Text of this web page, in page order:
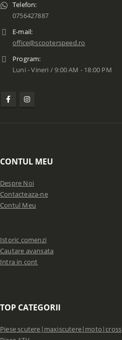
Telefon:
0756427887
E-mail:
office@scooterspeed.ro
Program:
Luni - Vineri / 9:00 AM - 18:00 PM
CONTUL MEU
Despre Noi
Contacteaza-ne
Contul Meu
Istoric comenzi
Cautare avansata
Intra in cont
TOP CATEGORII
Piese scutere|maxiscutere|moto|cross